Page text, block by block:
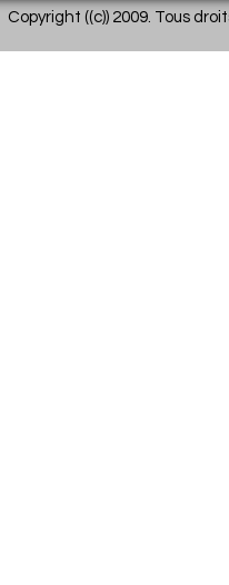
Copyright ((c)) 2009. Tous